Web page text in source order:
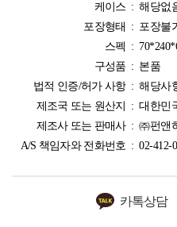
케이스 : 해당없
포장형태 : 포장불
스펙 :
구성품 : 본품
법적 인증/허가 사항 : 해당사
제조국 또는 원산지 : 대한민
제조사 또는 판매사 : ㈜펀앤
A/S 책임자와 전화번호 : 02-412-
카톡상담